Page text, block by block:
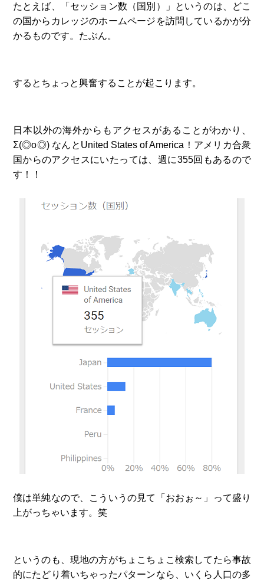
たとえば、「セッション数（国別）」というのは、どこ
の国からカレッジのホームページを訪問しているかが分
かるものです。たぶん。
するとちょっと興奮することが起こります。
日本以外の海外からもアクセスがあることがわかり、
Σ(◎o◎) なんとUnited States of America！アメリカ合衆
国からのアクセスにいたっては、週に355回もあるので
す！！
僕は単純なので、こういうの見て「おおぉ～」って盛り
上がっちゃいます。笑
というのも、現地の方がちょこちょこ検索してたら事故
的にたどり着いちゃったパターンなら、いくら人口の多